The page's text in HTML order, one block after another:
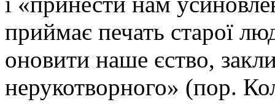
приймає печать старої
оновити наше єство,
нерукотворного» (пор.